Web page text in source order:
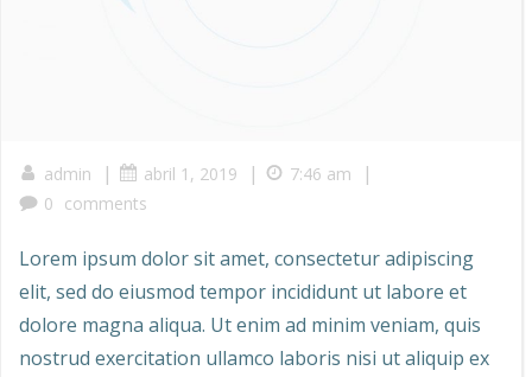
admin | abril 1, 2019 | 7:46 am |
0 comments
Lorem ipsum dolor sit amet, consectetur adipiscing
elit, sed do eiusmod tempor incididunt ut labore et
dolore magna aliqua. Ut enim ad minim veniam, quis
nostrud exercitation ullamco laboris nisi ut aliquip ex